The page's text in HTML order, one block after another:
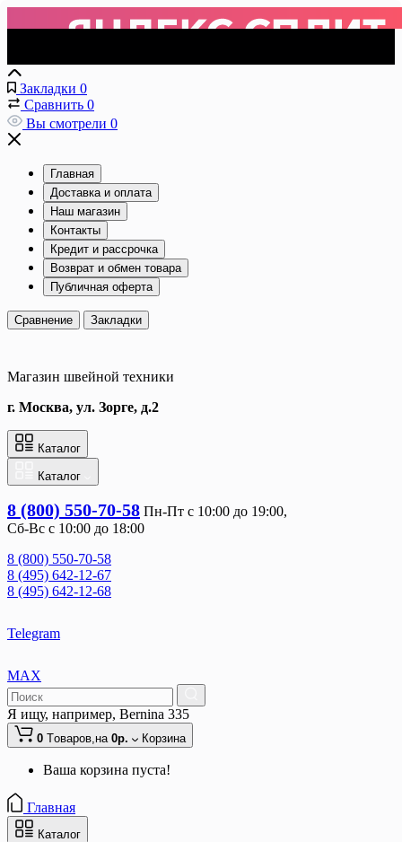
Закладки 0
Сравнить 0
Вы смотрели 0
Главная
Доставка и оплата
Наш магазин
Контакты
Кредит и рассрочка
Возврат и обмен товара
Публичная оферта
Сравнение Закладки
Магазин швейной техники
г. Москва, ул. Зорге, д.2
Каталог
Каталог
8 (800) 550-70-58 Пн-Пт с 10:00 до 19:00,
Сб-Вс с 10:00 до 18:00
8 (800) 550-70-58
8 (495) 642-12-67
8 (495) 642-12-68
Telegram
MAX
Я ищу, например, Bernina 335
0 Tоваров,на 0р. Корзина
Ваша корзина пуста!
Главная
Каталог